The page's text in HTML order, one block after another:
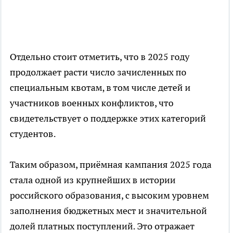
Отдельно стоит отметить, что в 2025 году
продолжает расти число зачисленных по
специальным квотам, в том числе детей и
участников военных конфликтов, что
свидетельствует о поддержке этих категорий
студентов.
Таким образом, приёмная кампания 2025 года
стала одной из крупнейших в истории
российского образования, с высоким уровнем
заполнения бюджетных мест и значительной
долей платных поступлений. Это отражает